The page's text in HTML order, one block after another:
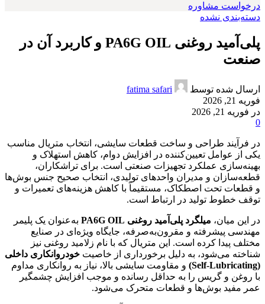
درخواست مشاوره
دسته‌بندی نشده
پلی‌آمید روغنی PA6G OIL و کاربرد آن در
صنعت
ارسال شده توسط
fatima safari
فوریه 21, 2026
در فوریه 21, 2026
0
در فرآیند طراحی و ساخت قطعات سایشی، انتخاب متریال مناسب
یکی از عوامل تعیین‌کننده در افزایش دوام، کاهش استهلاک و
بهینه‌سازی عملکرد تجهیزات صنعتی است. برای تراشکاران،
قطعه‌سازان و مدیران واحدهای تولیدی، انتخاب صحیح جنس بوش‌ها
و قطعات تحت اصطکاک، مستقیماً با کاهش هزینه‌های تعمیرات و
توقف خطوط تولید در ارتباط است.
در این میان، میلگرد پلی‌آمید روغنی PA6G OIL
به‌عنوان یک پلیمر
مهندسی پیشرفته و مقرون‌به‌صرفه، جایگاه ویژه‌ای در صنایع
مختلف پیدا کرده است. این متریال که با نام زلامید روغنی نیز
شناخته می‌شود، به دلیل برخورداری از خاصیت خودروانکاری داخلی
(Self-Lubricating)
و مقاومت سایشی بالا، نیاز به روانکاری مداوم
با روغن و گریس را به حداقل رسانده و موجب افزایش چشمگیر
عمر مفید بوش‌ها و قطعات متحرک می‌شود.